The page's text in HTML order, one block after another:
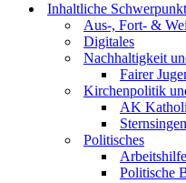
Inhaltliche
Aus-, Fort- &
Digitales
Nachhaltigkeit
Fairer
Kirchenpolitik
AK
Sternsingen
Politisches
Politische